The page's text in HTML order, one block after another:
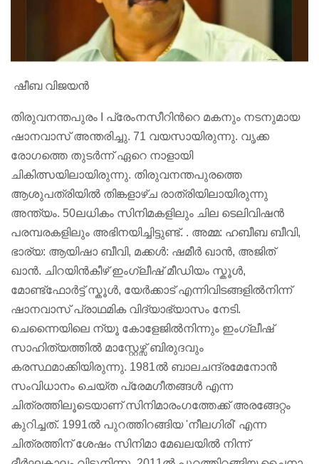
ഷീബ വിജയൻ
തിരുവനന്തപുരം I പ്രേംനസീറിന്‍റെ മകനും നടനുമായ
ഷാനവാസ് അന്തരിച്ചു. 71 വയസായിരുന്നു. വൃക്ക
രോഗത്തെ തുടർന്ന് ഏറെ നാളായി
ചികിത്സയിലായിരുന്നു. തിരുവനന്തപുരത്തെ
ആശുപത്രിയിൽ തിങ്കളാഴ്ച രാത്രിയിലായിരുന്നു
അന്ത്യം. 50ലധികം സിനിമകളിലും ചില ടെലിവിഷൻ
പരമ്പരകളിലും അഭിനയിച്ചിട്ടുണ്ട്. . അമ്മ: ഹബീബ ബീവി,
ഭാര്യ: ‌ആയിഷാ ബീവി, മക്കൾ: ഷമീർ ഖാൻ, അജിത്
ഖാൻ. ചിറയിൻകീഴ് ഇംഗ്ലീഷ് മീഡിയം സ്കൂൾ,
മോണ്ട്ഫോർട്ട് സ്കൂൾ, യേർക്കാട് എന്നിവിടങ്ങളിൽനിന്ന്
ഷാനവാസ് പ്രാഥമിക വിദ്യാഭ്യാസം നേടി.
ചെന്നൈയിലെ ന്യൂ കോളേജിൽനിന്നും ഇംഗ്ലീഷ്
സാഹിത്യത്തിൽ മാസ്റ്റേഴ്സ് ബിരുദവും
കരസ്ഥമാക്കിയിരുന്നു. 1981ൽ ബാലചന്ദ്രമേനോൻ
സംവിധാനം ചെയ്ത പ്രേമഗീതങ്ങൾ എന്ന
ചിത്രത്തിലൂടെയാണ് സിനിമാരംഗത്തേക്ക് അരങ്ങേറ്റം
കുറിച്ചത്. 1991ൽ പുറത്തിറങ്ങിയ 'നീലഗിരി' എന്ന
ചിത്രത്തിന് ശേഷം സിനിമാ മേഖലയിൽ നിന്ന്